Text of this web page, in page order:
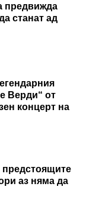
предвижда
станат ад
Верди“ от
концерт на
аз няма да